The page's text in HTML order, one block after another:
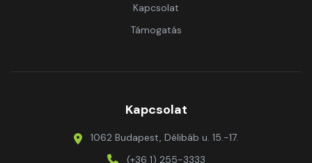
Kapcsolat
Támogatás
Kapcsolat
1062 Budapest, Délibáb u. 15.-17.
(+36 1) 255-3333